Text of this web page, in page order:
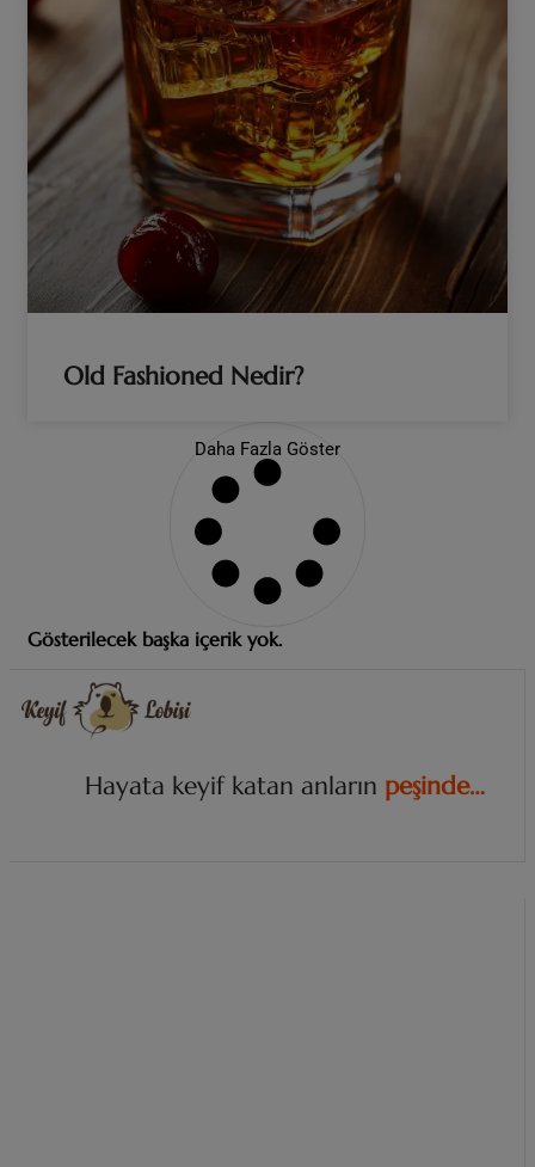
Old Fashioned Nedir?
Daha Fazla Göster
Gösterilecek başka içerik yok.
Hayata keyif katan anların